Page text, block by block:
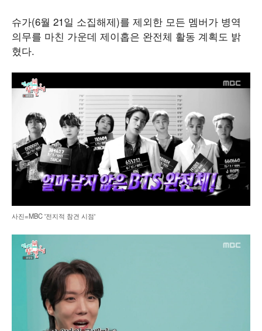
슈가(6월 21일 소집해제)를 제외한 모든 멤버가 병역
의무를 마친 가운데 제이홉은 완전체 활동 계획도 밝
혔다.
사진=MBC '전지적 참견 시점'